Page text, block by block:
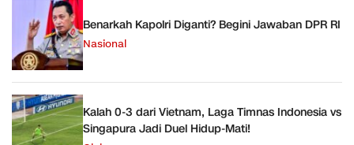
Benarkah Kapolri Diganti? Begini Jawaban DPR RI
Nasional
Kalah 0-3 dari Vietnam, Laga Timnas Indonesia vs
Singapura Jadi Duel Hidup-Mati!